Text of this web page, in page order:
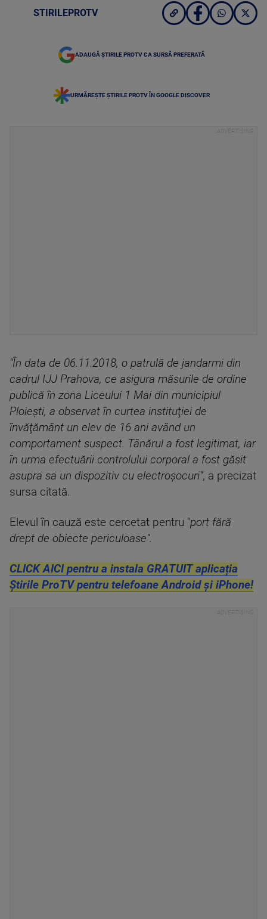
STIRILEPROTV
ADAUGĂ ȘTIRILE PROTV CA SURSĂ PREFERATĂ
URMĂREȘTE ȘTIRILE PROTV ÎN GOOGLE DISCOVER
"În data de 06.11.2018, o patrulă de jandarmi din
cadrul IJJ Prahova, ce asigura măsurile de ordine
publică în zona Liceului 1 Mai din municipiul
Ploieşti, a observat în curtea instituţiei de
învăţământ un elev de 16 ani având un
comportament suspect. Tânărul a fost legitimat, iar
în urma efectuării controlului corporal a fost găsit
asupra sa un dispozitiv cu electroşocuri", a precizat
sursa citată.
Elevul în cauză este cercetat pentru "port fără
drept de obiecte periculoase".
CLICK AICI pentru a instala GRATUIT aplicația
Știrile ProTV pentru telefoane Android și iPhone!